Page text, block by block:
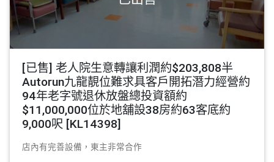
[已售] 老人院生意轉讓利潤約$203,808半
Autorun九龍靚位難求具客戶開拓潛力經營約
94年老字號退休放盤總投資額約
$11,000,000位於地舖設38房約63客底約
9,000呎 [KL14398]
店內有完善設備，東主非常合作